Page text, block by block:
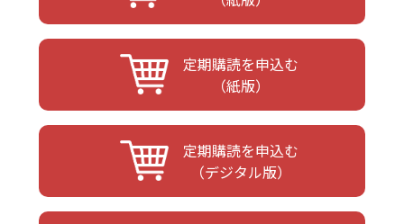
定期購読を申込む
（紙版）
定期購読を申込む
（デジタル版）